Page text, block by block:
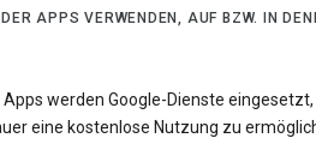
APPS VERWENDEN, AUF BZW. IN
werden Google-Dienste
eine kostenlose Nutzung zu